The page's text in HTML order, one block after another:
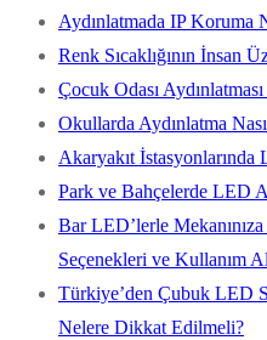
Aydınlatmada IP Koruma
Renk Sıcaklığının İnsan
Çocuk Odası Aydınlatması
Okullarda Aydınlatma
Akaryakıt İstasyonlarında
Park ve Bahçelerde LED
Bar LED’lerle
Seçenekleri ve Kullanım
Türkiye’den Çubuk LED
Nelere Dikkat Edilmeli?